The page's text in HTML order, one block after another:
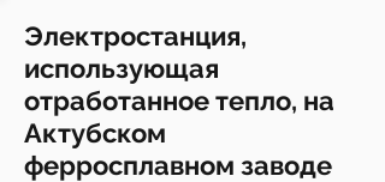
Электростанция,
использующая
отработанное тепло, на
Актубском
ферросплавном заводе